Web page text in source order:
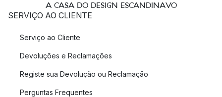
A CASA DO DESIGN ESCANDINAVO
SERVIÇO AO CLIENTE
Serviço ao Cliente
Devoluções e Reclamações
Registe sua Devolução ou Reclamação
Perguntas Frequentes